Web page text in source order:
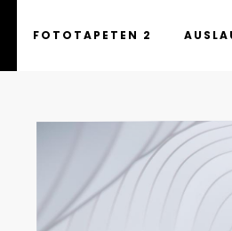
FOTOTAPETEN 2